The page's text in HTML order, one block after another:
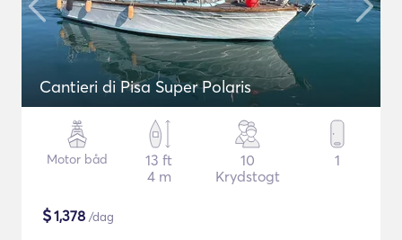
Cantieri di Pisa Super Polaris
Motor båd
13 ft
4 m
10
Krydstogt
1
$1,378 /dag